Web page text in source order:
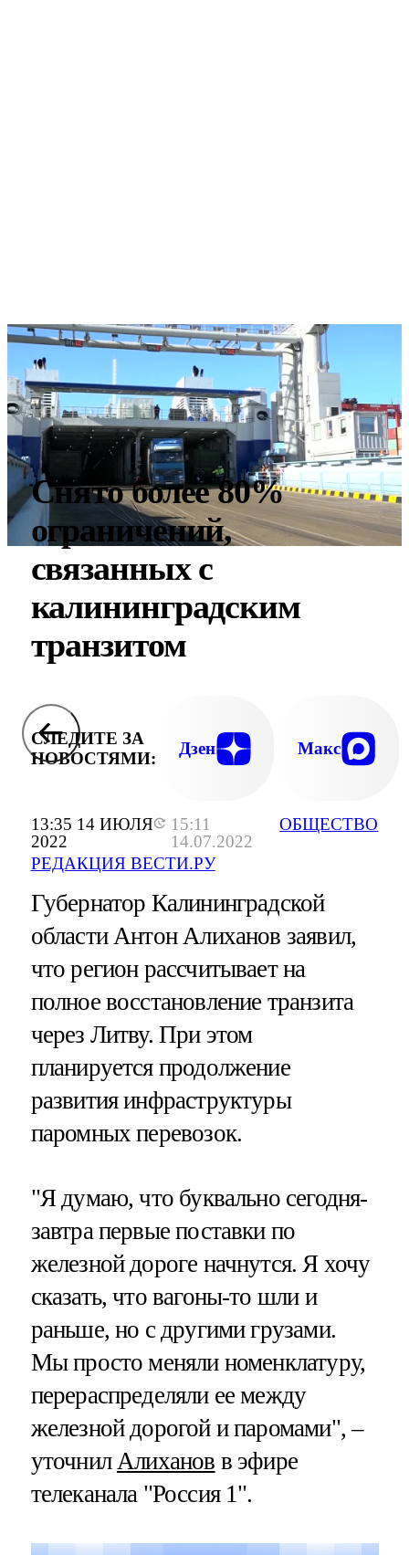
13:35 14 ИЮЛЯ
2022
15:11
14.07.2022
РЕДАКЦИЯ ВЕСТИ.РУ
ОБЩЕСТВО
Снято более 80%
ограничений,
связанных с
калининградским
транзитом
СЛЕДИТЕ ЗА
НОВОСТЯМИ:
Дзен Макс
Губернатор Калининградской
области Антон Алиханов заявил,
что регион рассчитывает на
полное восстановление транзита
через Литву. При этом
планируется продолжение
развития инфраструктуры
паромных перевозок.
"Я думаю, что буквально сегодня-
завтра первые поставки по
железной дороге начнутся. Я хочу
сказать, что вагоны-то шли и
раньше, но с другими грузами.
Мы просто меняли номенклатуру,
перераспределяли ее между
железной дорогой и паромами", –
уточнилАлиханов в эфире
телеканала "Россия 1".